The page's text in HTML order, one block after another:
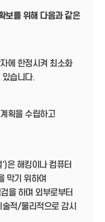
보를 위해 다음과 같은
에 한정시켜 최소화
습니다.
획을 수립하고
은 해킹이나 컴퓨터
막기 위하여
을 하며 외부로부터
적/물리적으로 감시